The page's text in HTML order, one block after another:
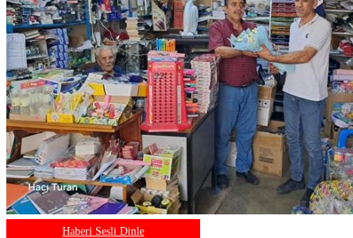
Haberi Sesli Dinle